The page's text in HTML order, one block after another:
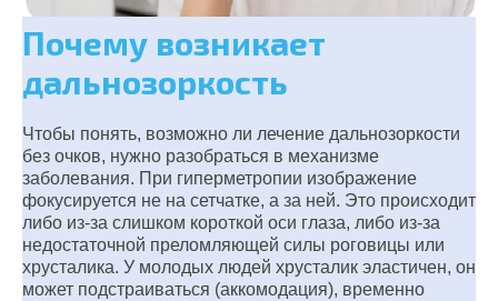
Почему возникает
дальнозоркость
Чтобы понять, возможно ли лечение дальнозоркости
без очков, нужно разобраться в механизме
заболевания. При гиперметропии изображение
фокусируется не на сетчатке, а за ней. Это происходит
либо из-за слишком короткой оси глаза, либо из-за
недостаточной преломляющей силы роговицы или
хрусталика. У молодых людей хрусталик эластичен, он
может подстраиваться (аккомодация), временно